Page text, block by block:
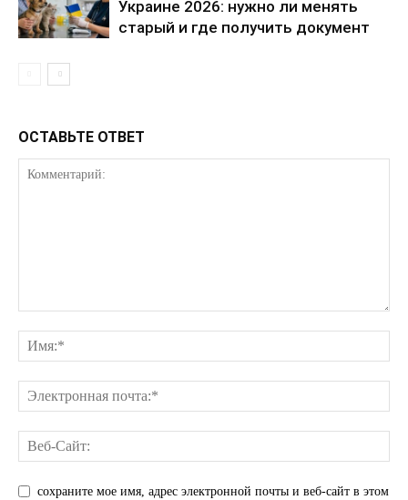
ПОДПИСАТЬСЯ СЕЙЧАС
О нас
Украине 2026: нужно ли менять
старый и где получить документ
ОСТАВЬТЕ ОТВЕТ
сохраните мое имя, адрес электронной почты и веб-сайт в этом